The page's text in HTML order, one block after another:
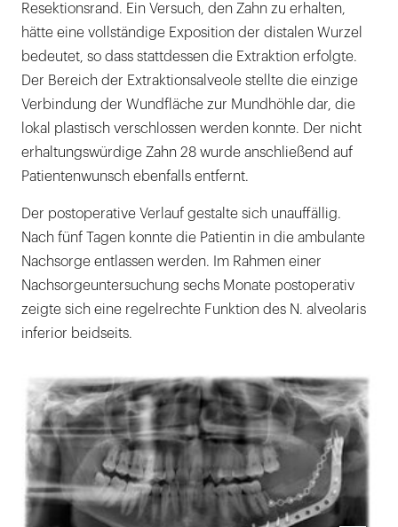
Resektionsrand. Ein Versuch, den Zahn zu erhalten,
hätte eine vollständige Exposition der distalen Wurzel
bedeutet, so dass stattdessen die Extraktion erfolgte.
Der Bereich der Extraktionsalveole stellte die einzige
Verbindung der Wundfläche zur Mundhöhle dar, die
lokal plastisch verschlossen werden konnte. Der nicht
erhaltungswürdige Zahn 28 wurde anschließend auf
Patientenwunsch ebenfalls entfernt.
Der postoperative Verlauf gestalte sich unauffällig.
Nach fünf Tagen konnte die Patientin in die ambulante
Nachsorge entlassen werden. Im Rahmen einer
Nachsorgeuntersuchung sechs Monate postoperativ
zeigte sich eine regelrechte Funktion des N. alveolaris
inferior beidseits.